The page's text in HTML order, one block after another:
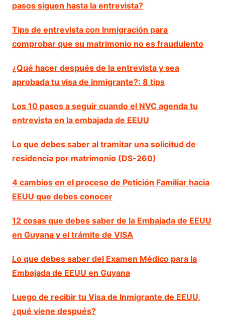
pasos siguen hasta la entrevista?
Tips de entrevista con Inmigración para
comprobar que su matrimonio no es fraudulento
¿Qué hacer después de la entrevista y sea
aprobada tu visa de inmigrante?: 8 tips
Los 10 pasos a seguir cuando el NVC agenda tu
entrevista en la embajada de EEUU
Lo que debes saber al tramitar una solicitud de
residencia por matrimonio (DS-260)
4 cambios en el proceso de Petición Familiar hacia
EEUU que debes conocer
12 cosas que debes saber de la Embajada de EEUU
en Guyana y el trámite de VISA
Lo que debes saber del Examen Médico para la
Embajada de EEUU en Guyana
Luego de recibir tu Visa de Inmigrante de EEUU,
¿qué viene después?